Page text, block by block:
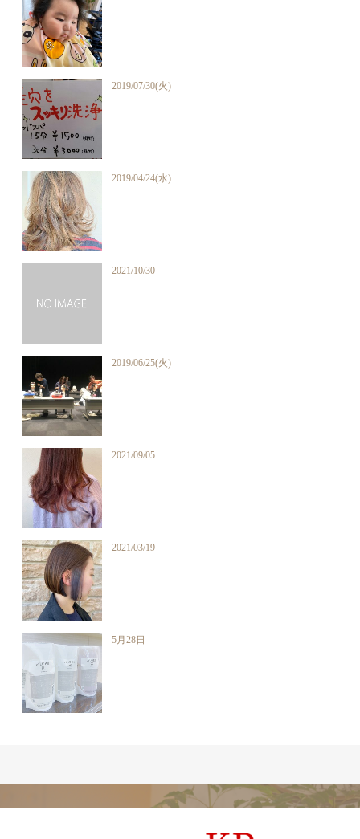
2019/07/30(火)
2019/04/24(水)
2021/10/30
2019/06/25(火)
2021/09/05
2021/03/19
5月28日